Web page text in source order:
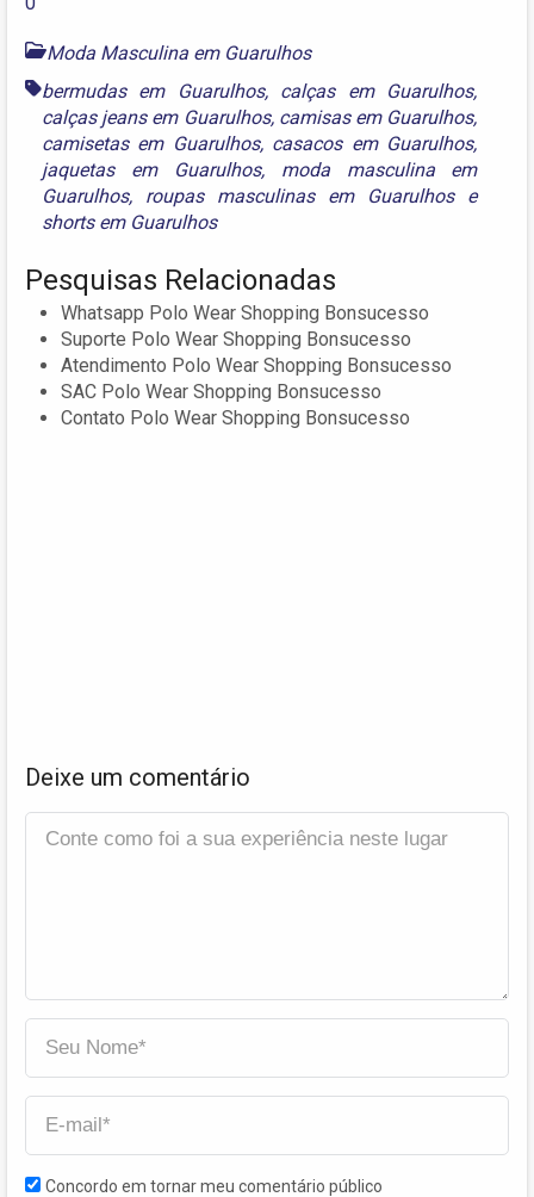
Moda Masculina em Guarulhos
bermudas em Guarulhos, calças em Guarulhos,
calças jeans em Guarulhos, camisas em Guarulhos,
camisetas em Guarulhos, casacos em Guarulhos,
jaquetas em Guarulhos, moda masculina em
Guarulhos, roupas masculinas em Guarulhose
shorts em Guarulhos
Pesquisas Relacionadas
Whatsapp Polo Wear Shopping Bonsucesso
Suporte Polo Wear Shopping Bonsucesso
Atendimento Polo Wear Shopping Bonsucesso
SAC Polo Wear Shopping Bonsucesso
Contato Polo Wear Shopping Bonsucesso
Deixe um comentário
Concordo em tornar meu comentário público